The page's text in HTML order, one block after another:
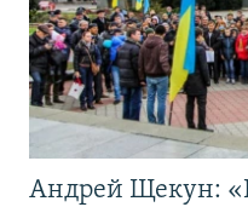
Андрей Щекун: